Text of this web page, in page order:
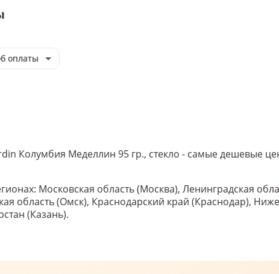
оплаты
Колумбия Меделлин 95 гр., стекло - самые дешевые
Московская область (Москва), Ленинградская
область (Омск), Краснодарский край (Краснодар),
(Казань).